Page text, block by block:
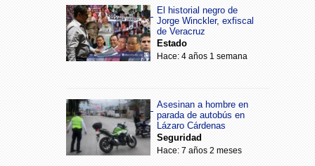
El historial negro de
Jorge Winckler, exfiscal
de Veracruz
Estado
Hace: 4 años 1 semana
Asesinan a hombre en
parada de autobús en
Lázaro Cárdenas
Seguridad
Hace: 7 años 2 meses